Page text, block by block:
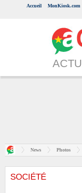
Accueil MonKiosk.com
News Photos
SOCIÉTÉ